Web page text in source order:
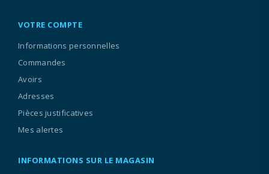
VOTRE COMPTE
Informations personnelles
Commandes
Avoirs
Adresses
Pièces justificatives
Mes alertes
INFORMATIONS SUR LE MAGASIN